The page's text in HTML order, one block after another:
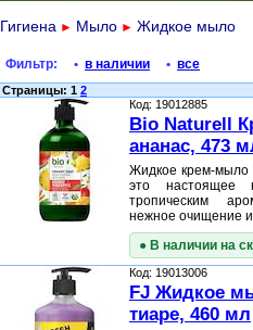
Гигиена ► Мыло ► Жидкое мыло
Фильтр: • в наличии • все
Страницы: 1 2
Код: 19012885
Bio Naturell
ананас, 473
Жидкое крем-мыло
это настоящее
тропическим
нежное очищение
● В наличии на
Код: 19013006
FJ Жидкое
тиаре, 460 мл